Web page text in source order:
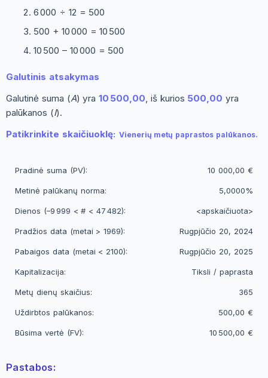
6 000 ÷ 12 = 500
500 + 10 000 = 10 500
10 500 – 10 000 = 500
Galutinis atsakymas
Galutinė suma (A) yra10 500,00, iš kurios 500,00 yra
palūkanos (I).
Patikrinkite skaičiuoklę: Vienerių metų paprastos palūkanos.
Pradinė suma (PV): 10 000,00 €
Metinė palūkanų norma: 5,0000%
Dienos (–9 999 < # < 47 482): <apskaičiuota>
Pradžios data (metai > 1969): Rugpjūčio 20, 2024
Pabaigos data (metai < 2100): Rugpjūčio 20, 2025
Kapitalizacija: Tiksli / paprasta
Metų dienų skaičius: 365
Uždirbtos palūkanos: 500,00 €
Būsima vertė (FV): 10 500,00 €
Pastabos: